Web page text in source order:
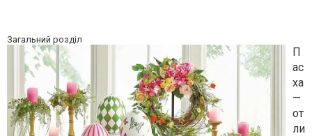
Загальний розділ
П
ас
ха
—
от
ли